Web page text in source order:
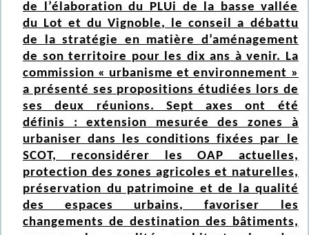
de l’élaboration du PLUi de la basse vallée
du Lot et du Vignoble, le conseil a débattu
de la stratégie en matière d’aménagement
de son territoire pour les dix ans à venir. La
commission « urbanisme et environnement »
a présenté ses propositions étudiées lors de
ses deux réunions. Sept axes ont été
définis : extension mesurée des zones à
urbaniser dans les conditions fixées par le
SCOT, reconsidérer les OAP actuelles,
protection des zones agricoles et naturelles,
préservation du patrimoine et de la qualité
des espaces urbains, favoriser les
changements de destination des bâtiments,